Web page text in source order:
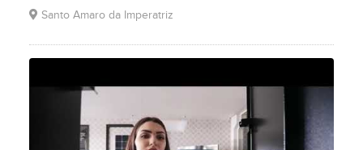
Santo Amaro da Imperatriz